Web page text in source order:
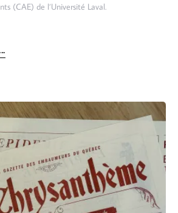
(CAE) de l’Université Laval.